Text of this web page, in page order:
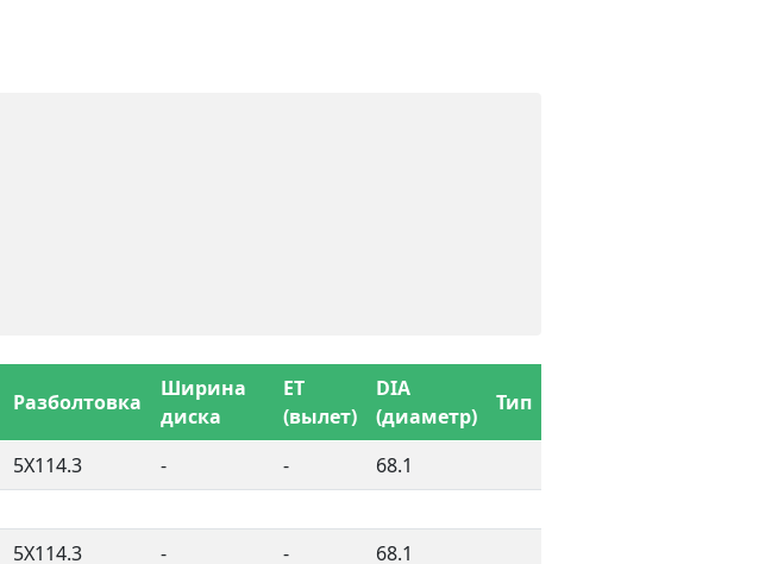
Разболтовка
Ширина
диска
ET
(вылет)
DIA
(диаметр)
Тип
5X114.3 - - 68.1
5X114.3 - - 68.1